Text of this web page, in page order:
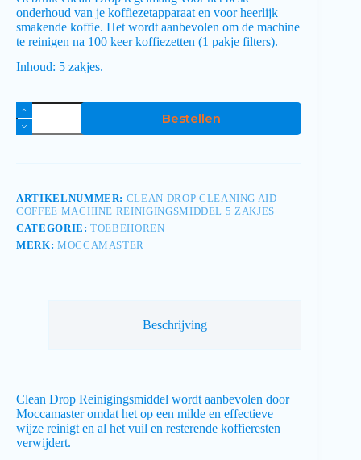
onderhoud van je koffiezetapparaat en voor heerlijk
smakende koffie. Het wordt aanbevolen om de machine
te reinigen na 100 keer koffiezetten (1 pakje filters).
Inhoud: 5 zakjes.
Bestellen
ARTIKELNUMMER: CLEAN DROP CLEANING AID
COFFEE MACHINE REINIGINGSMIDDEL 5 ZAKJES
CATEGORIE:TOEBEHOREN
MERK: MOCCAMASTER
Beschrijving
Clean Drop Reinigingsmiddel wordt aanbevolen door
Moccamaster omdat het op een milde en effectieve
wijze reinigt en al het vuil en resterende koffieresten
verwijdert.